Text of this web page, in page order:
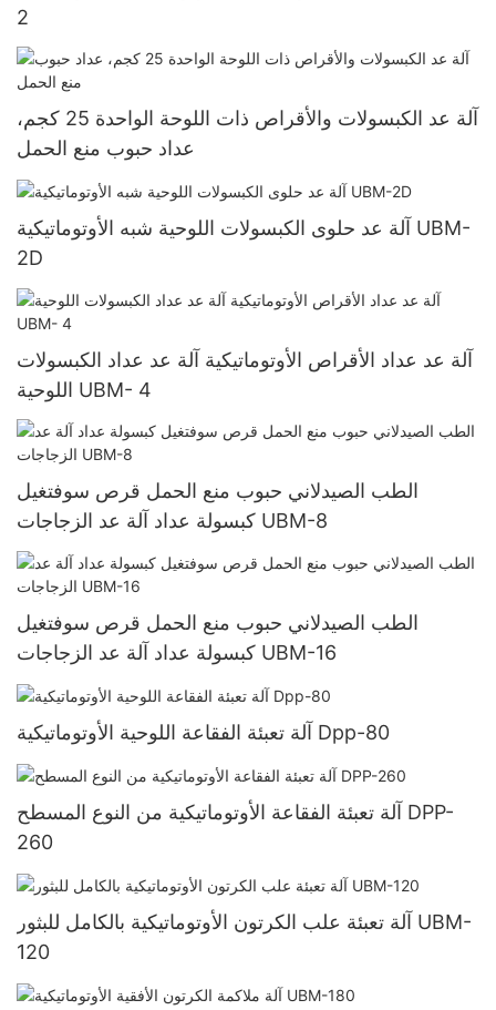
2
آلة عد الكبسولات والأقراص ذات اللوحة الواحدة 25 كجم،
عداد حبوب منع الحمل
آلة عد حلوى الكبسولات اللوحية شبه الأوتوماتيكية UBM-
2D
آلة عد عداد الأقراص الأوتوماتيكية آلة عد عداد الكبسولات
اللوحية UBM- 4
الطب الصيدلاني حبوب منع الحمل قرص سوفتغيل
كبسولة عداد آلة عد الزجاجات UBM-8
الطب الصيدلاني حبوب منع الحمل قرص سوفتغيل
كبسولة عداد آلة عد الزجاجات UBM-16
آلة تعبئة الفقاعة اللوحية الأوتوماتيكية Dpp-80
آلة تعبئة الفقاعة الأوتوماتيكية من النوع المسطح DPP-
260
آلة تعبئة علب الكرتون الأوتوماتيكية بالكامل للبثور UBM-
120